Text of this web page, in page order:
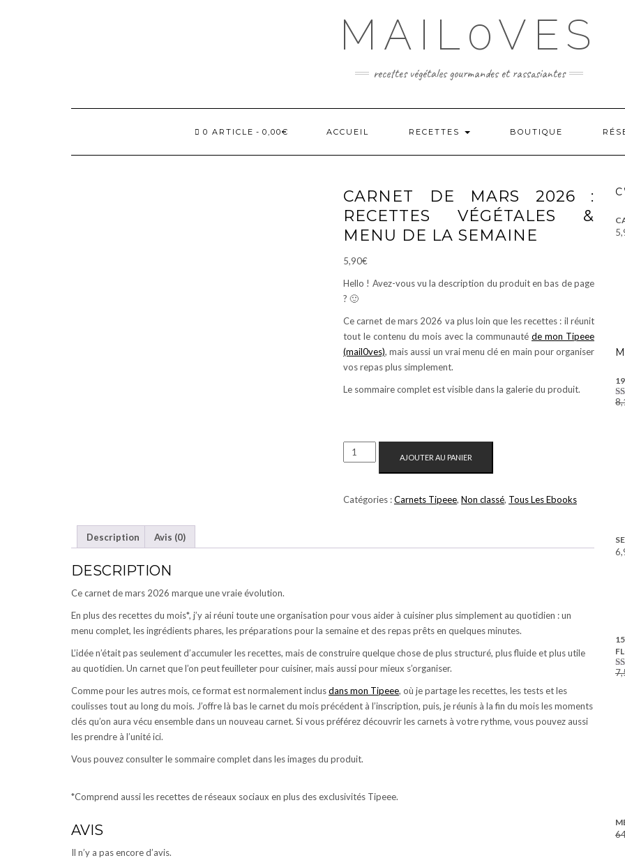
MAIL0VES
recettes végétales gourmandes et rassasiantes
ACCUEIL RECETTES BOUTIQUE
0 ARTICLE 0,00€
CARNET DE MARS 2026 :
RECETTES VÉGÉTALES &
MENU DE LA SEMAINE
5,90€
Hello ! Avez-vous vu la description du produit en bas de page
? 🙂
Ce carnet de mars 2026 va plus loin que les recettes : il réunit
tout le contenu du mois avec la communauté de mon Tipeee
(mail0ves), mais aussi un vrai menu clé en main pour organiser
vos repas plus simplement.
Le sommaire complet est visible dans la galerie du produit.
QUANTITÉ
DE
DE
DE
LA
SEMAINE
AJOUTER AU PANIER
Catégories :Carnets Tipeee, Non classé, Tous Les Ebooks
Description Avis (0)
DESCRIPTION
Ce carnet de mars 2026 marque une vraie évolution.
En plus des recettes du mois*, j’y ai réuni toute une organisation pour vous aider à cuisiner plus simplement au quotidien : un
menu complet, les ingrédients phares, les préparations pour la semaine et des repas prêts en quelques minutes.
L’idée n’était pas seulement d’accumuler les recettes, mais de construire quelque chose de plus structuré, plus fluide et plus utile
au quotidien. Un carnet que l’on peut feuilleter pour cuisiner, mais aussi pour mieux s’organiser.
Comme pour les autres mois, ce format est normalement inclusdans mon Tipeee, où je partage les recettes, les tests et les
coulisses tout au long du mois. J’offre là bas le carnet du mois précédent à l’inscription, puis, je réunis à la fin du mois les moments
clés qu’on aura vécu ensemble dans un nouveau carnet. Si vous préférez découvrir les carnets à votre rythme, vous pouvez aussi
les prendre à l’unité ici.
Vous pouvez consulter le sommaire complet dans les images du produit.
*Comprend aussi les recettes de réseaux sociaux en plus des exclusivités Tipeee.
AVIS
Il n’y a pas encore d’avis.